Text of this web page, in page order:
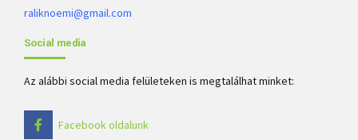
raliknoemi@gmail.com
Social media
Az alábbi social media felületeken is megtalálhat minket:
Facebook oldalunk